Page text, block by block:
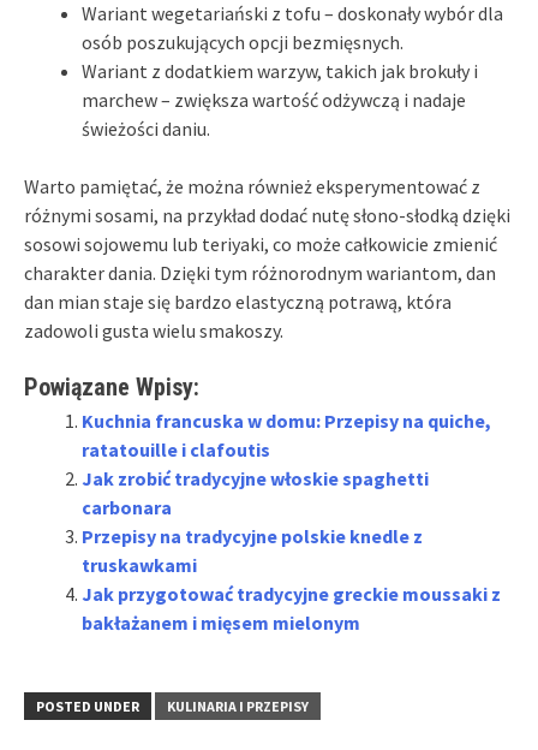
Wariant wegetariański z tofu – doskonały wybór dla
osób poszukujących opcji bezmięsnych.
Wariant z dodatkiem warzyw, takich jak brokuły i
marchew – zwiększa wartość odżywczą i nadaje
świeżości daniu.
Warto pamiętać, że można również eksperymentować z
różnymi sosami, na przykład dodać nutę słono-słodką dzięki
sosowi sojowemu lub teriyaki, co może całkowicie zmienić
charakter dania. Dzięki tym różnorodnym wariantom, dan
dan mian staje się bardzo elastyczną potrawą, która
zadowoli gusta wielu smakoszy.
Powiązane Wpisy:
Kuchnia francuska w domu: Przepisy na quiche,
ratatouille i clafoutis
Jak zrobić tradycyjne włoskie spaghetti
carbonara
Przepisy na tradycyjne polskie knedle z
truskawkami
Jak przygotować tradycyjne greckie moussaki z
bakłażanem i mięsem mielonym
POSTED UNDER KULINARIA I PRZEPISY